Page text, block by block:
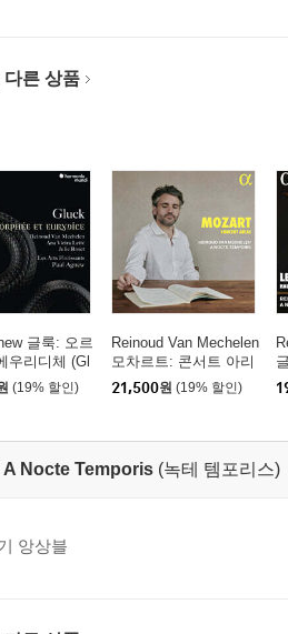
다른 상품
글룩: 오르
우리디체 (Gl
Et Eurydi
(19% 할인)
Reinoud Van Mechelen
모차르트: 콘서트 아리
아 (Mozart: Concert Ari
as)
21,500원 (19% 할인)
A Nocte Temporis (녹테 템포리스)
앙상블